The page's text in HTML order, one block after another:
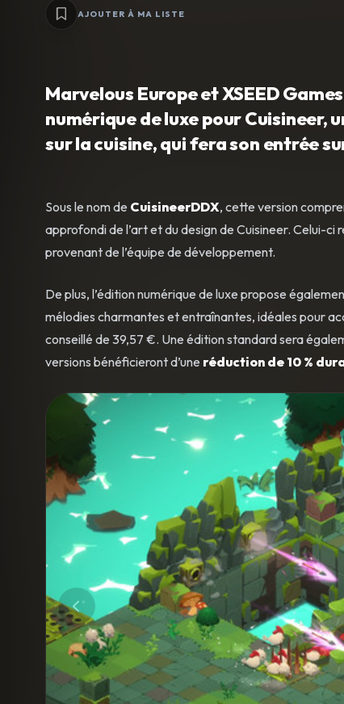
AJOUTER À MA LISTE
Marvelous Europe et XSEED
numérique de luxe pour Cuisineer,
sur la cuisine, qui fera son entrée
Sous le nom de CuisineerDDX, cette version
approfondi de l’art et du design de Cuisineer. Celui-
provenant de l’équipe de développement.
De plus, l’édition numérique de luxe propose
mélodies charmantes et entraînantes, idéales pour
conseillé de 39,57 €. Une édition standard sera
versions bénéficieront d’une réduction de 10 %